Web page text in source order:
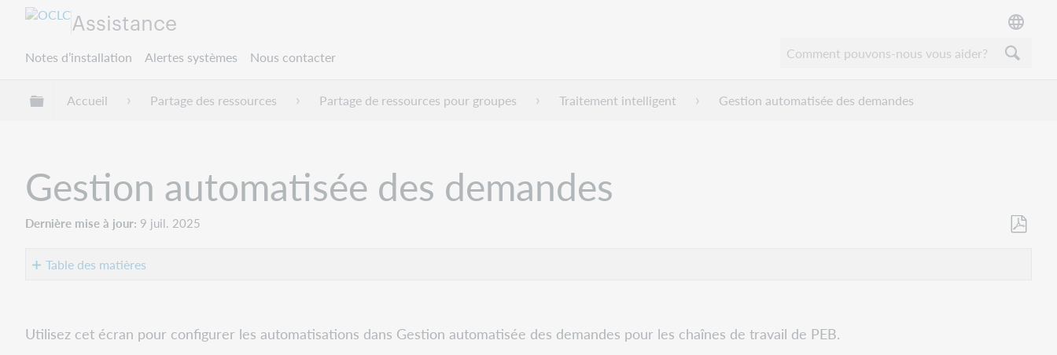
Assistance
Notes d’installation Alertes systèmes Nous contacter
Développer/réduire la hiérarchie globale
Accueil Partage des ressources Partage de ressources pour groupes Traitement intelligent Gestion automatisée des demandes
Gestion automatisée des demandes
Dernière mise à jour 9 juil. 2025
Table des matières
Paramètre
Utilisez cet écran pour configurer les automatisations dans Gestion automatisée des demandes pour les chaînes de travail de PEB.